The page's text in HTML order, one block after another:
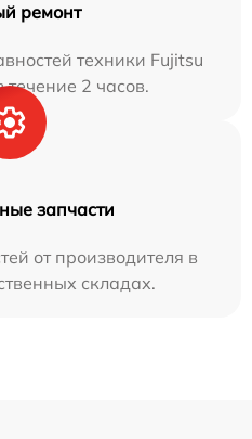
ремонт
техники Fujitsu
2 часов.
запчасти
от производителя в
складах.